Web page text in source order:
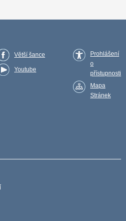
Větší šance
Youtube
Prohlášení
o
přístupnosti
Mapa
Stránek